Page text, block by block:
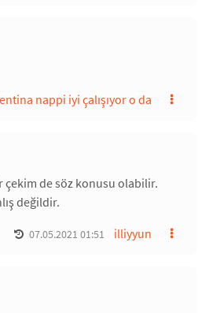
nappi iyi çalışıyor o da
çekim de söz konusu olabilir.
değildir.
illiyyun
07.05.2021 01:51